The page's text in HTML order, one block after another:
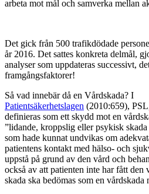
arbeta mot mål och samverka mellan
Det gick från 500 trafikdödade
år 2016. Det sattes konkreta delmål,
analyser som uppdateras successivt,
framgångsfaktorer!
Så vad innebär då en Vårdskada? I
Patientsäkerhetslagen (2010:659),
definieras som ett skydd mot en
”lidande, kroppslig eller psykisk
som hade kunnat undvikas om
patientens kontakt med hälso- och
uppstå på grund av den vård och
också av att patienten inte har fått den
skada ska bedömas som en vårdskada